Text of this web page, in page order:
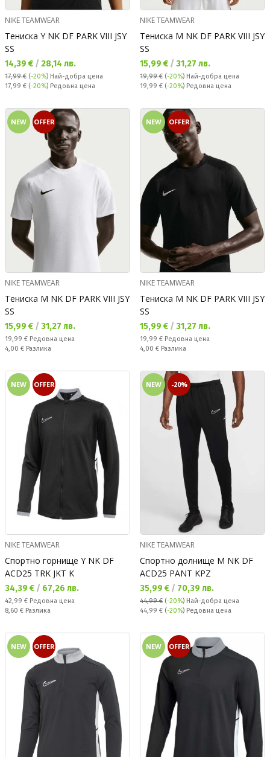
NIKE TEAMWEAR
Тениска Y NK DF PARK VIII JSY
SS
Текуща цена:
14,39 € / 28,14 лв.
17,99 € (-20%) Най-добра цена
Редовна цена:
17,99 € (-20%) Редовна цена
NIKE TEAMWEAR
Тениска M NK DF PARK VIII JSY
SS
Текуща цена:
15,99 € / 31,27 лв.
19,99 € (-20%) Най-добра цена
Редовна цена:
19,99 € (-20%) Редовна цена
NEW OFFER
NIKE TEAMWEAR
Тениска M NK DF PARK VIII JSY
SS
Текуща цена:
15,99 € / 31,27 лв.
Редовна цена:
19,99 € Редовна цена
Спестявате:
4,00 € Разлика
NEW OFFER
NIKE TEAMWEAR
Тениска M NK DF PARK VIII JSY
SS
Текуща цена:
15,99 € / 31,27 лв.
Редовна цена:
19,99 € Редовна цена
Спестявате:
4,00 € Разлика
NEW OFFER
NIKE TEAMWEAR
Спортно горнище Y NK DF
ACD25 TRK JKT K
Текуща цена:
34,39 € / 67,26 лв.
Редовна цена:
42,99 € Редовна цена
Спестявате:
8,60 € Разлика
NEW -20%
NIKE TEAMWEAR
Спортно долнище M NK DF
ACD25 PANT KPZ
Текуща цена:
35,99 € / 70,39 лв.
44,99 € (-20%) Най-добра цена
Редовна цена:
44,99 € (-20%) Редовна цена
NEW OFFER NEW OFFER